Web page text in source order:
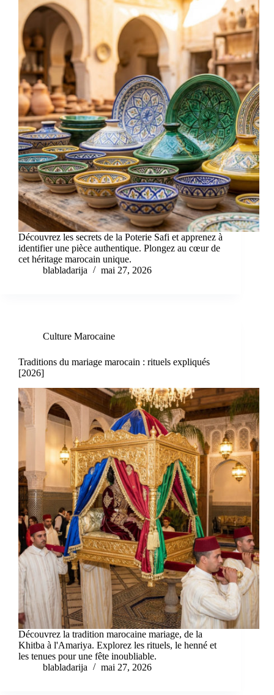
Découvrez les secrets de la Poterie Safi et apprenez à
identifier une pièce authentique. Plongez au cœur de
cet héritage marocain unique.
blabladarija
mai 27, 2026
Culture Marocaine
Traditions du mariage marocain : rituels expliqués
[2026]
Découvrez la tradition marocaine mariage, de la
Khitba à l'Amariya. Explorez les rituels, le henné et
les tenues pour une fête inoubliable.
blabladarija
mai 27, 2026